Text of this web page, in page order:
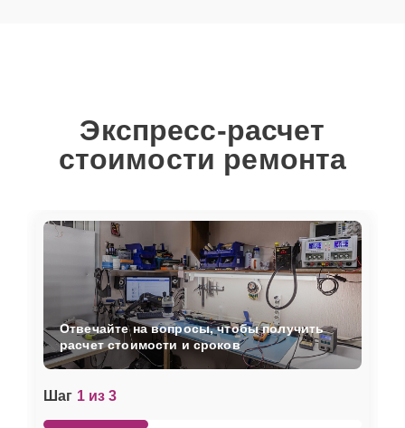
Экспресс-расчет
стоимости ремонта
Шаг 1 из 3
Отвечайте на вопросы, чтобы получить
расчет стоимости и сроков